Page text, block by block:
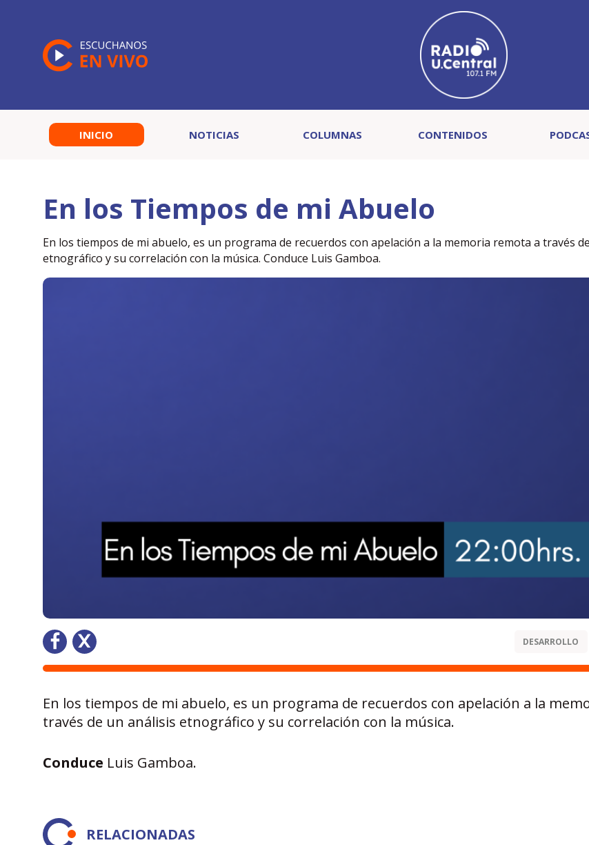
INICIO NOTICIAS COLUMNAS CONTENIDOS
En los Tiempos de mi Abuelo
En los tiempos de mi abuelo, es un programa de recuerdos con apelación a la memoria remota a través
etnográfico y su correlación con la música. Conduce Luis Gamboa.
DESARROLLO
En los tiempos de mi abuelo, es un programa de recuerdos con apelación a la
través de un análisis etnográfico y su correlación con la música.
Conduce Luis Gamboa.
RELACIONADAS